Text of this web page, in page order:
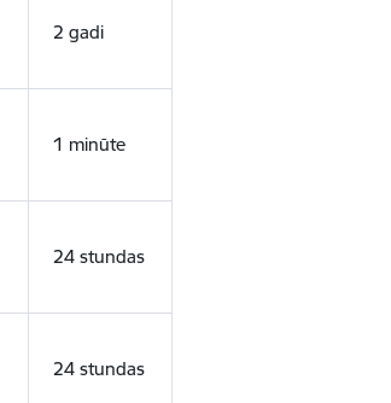
2 gadi
1 minūte
24 stundas
24 stundas